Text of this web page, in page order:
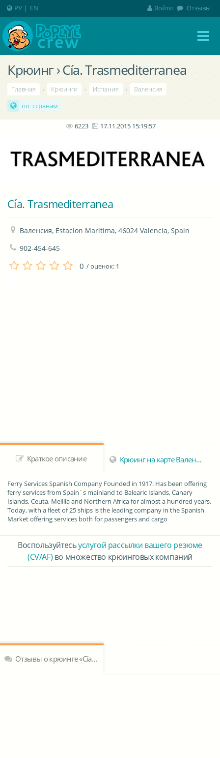
Крюинг › Cía. Trasmediterranea
Главная › Крюинги › Испания ›
Валенсия
по странам
6223 17.11.2015 15:19:57
Cía. Trasmediterranea
Валенсия, Estacion Maritima, 46024 Valencia, Spain
902-454-645
0 / оценок: 1
Краткое описание Крюинг на карте Валенсии
Ferry Services Spanish Company Founded in 1917. Has been offering
ferry services from Spain´s mainland to Balearic Islands, Canary
Islands, Ceuta, Melilla and Northern Africa for almost a hundred years.
Today, with a fleet of 25 ships is the leading company in the Spanish
Market offering services both for passengers and cargo
Воспользуйтесьуслугой рассылки вашего резюме
(CV/AF) во множество крюинговых компаний
Отзывы о крюинге «Cía. Trasmediterranea»
РУ | EN Войти Отзывы